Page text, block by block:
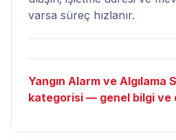
varsa süreç hızlanır.
Yangın Alarm ve Algılama
kategorisi — genel bilgi ve